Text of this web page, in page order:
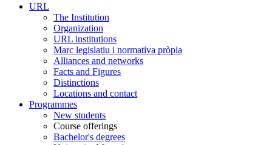
URL
The Institution
Organization
URL institutions
Marc legislatiu i normativa pròpia
Alliances and networks
Facts and Figures
Distinctions
Locations and contact
Programmes
New students
Course offerings
Bachelor's degrees